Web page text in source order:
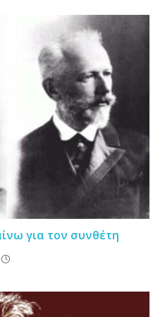
για τον συνθέτη